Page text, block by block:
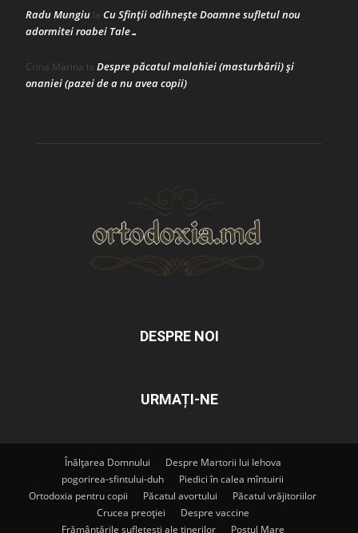
Radu Mungiu la Cu Sfinții odihnește Doamne sufletul nou
adormitei roabei Tale…
Crina Marina la Despre păcatul malahiei (masturbării) şi
onaniei (pazei de a nu avea copii)
DESPRE NOI
URMAȚI-NE
Înălțarea Domnului
Despre Martorii lui Iehova
pogorirea-sfintului-duh
Piedici în calea mîntuirii
Ortodoxia pentru copii
Păcatul avortului
Păcatul vrăjitoriilor
Crucea preoției
Despre vaccine
Frământările sufletești ale tinerilor
Postul Mare